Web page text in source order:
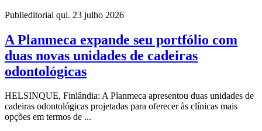
Publieditorial qui. 23 julho 2026
A Planmeca expande seu portfólio com
duas novas unidades de cadeiras
odontológicas
HELSINQUE, Finlândia: A Planmeca apresentou duas unidades de
cadeiras odontológicas projetadas para oferecer às clínicas mais
opções em termos de ...